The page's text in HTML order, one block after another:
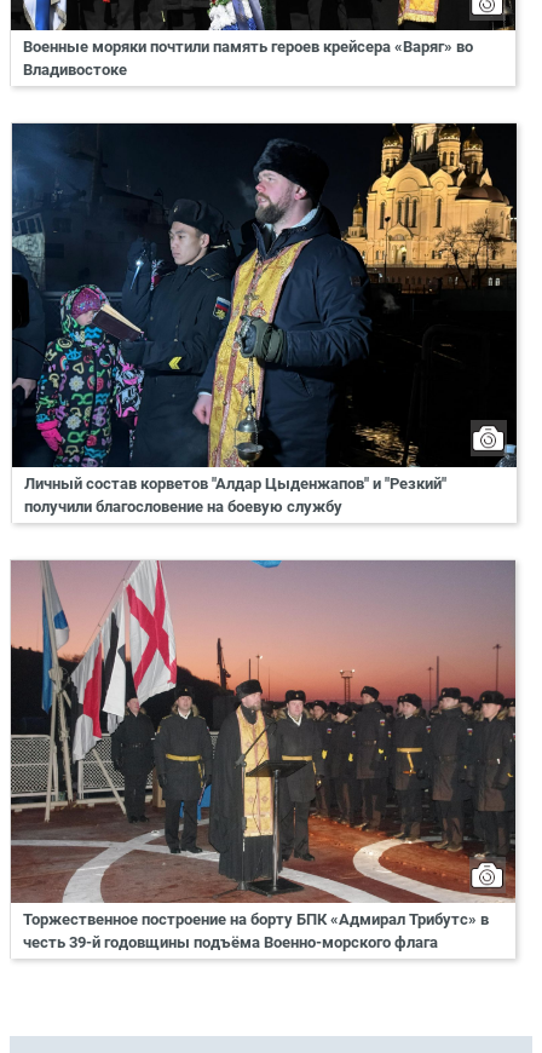
Военные моряки почтили память героев крейсера «Варяг» во
Владивостоке
Личный состав корветов "Алдар Цыденжапов" и "Резкий"
получили благословение на боевую службу
Торжественное построение на борту БПК «Адмирал Трибутс» в
честь 39-й годовщины подъёма Военно-морского флага